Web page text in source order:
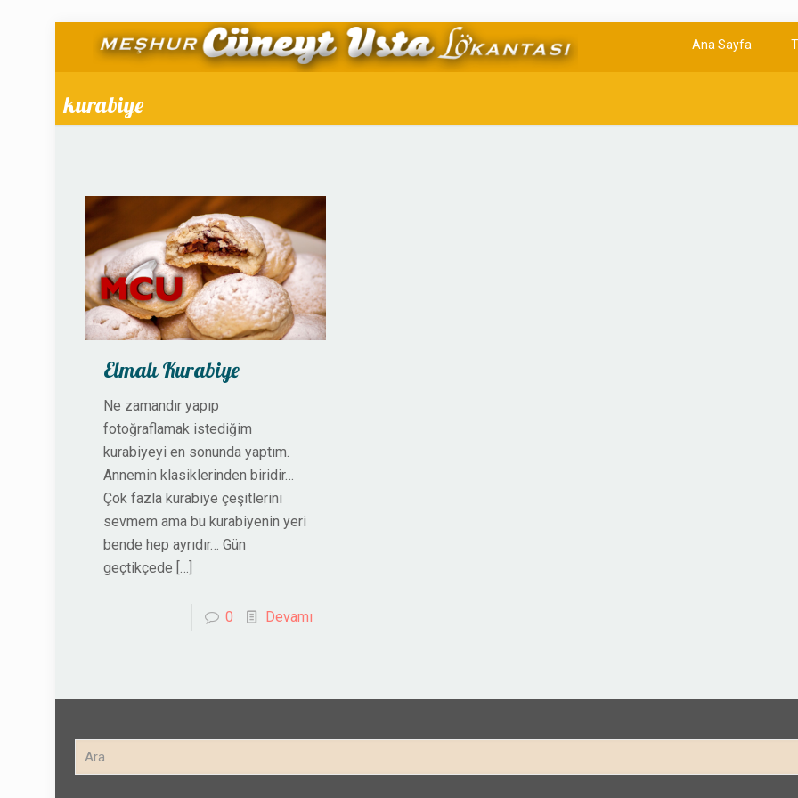
Ana Sayfa
kurabiye
Elmalı Kurabiye
Ne zamandır yapıp
fotoğraflamak istediğim
kurabiyeyi en sonunda yaptım.
Annemin klasiklerinden biridir…
Çok fazla kurabiye çeşitlerini
sevmem ama bu kurabiyenin yeri
bende hep ayrıdır… Gün
geçtikçede […]
0 Devamı